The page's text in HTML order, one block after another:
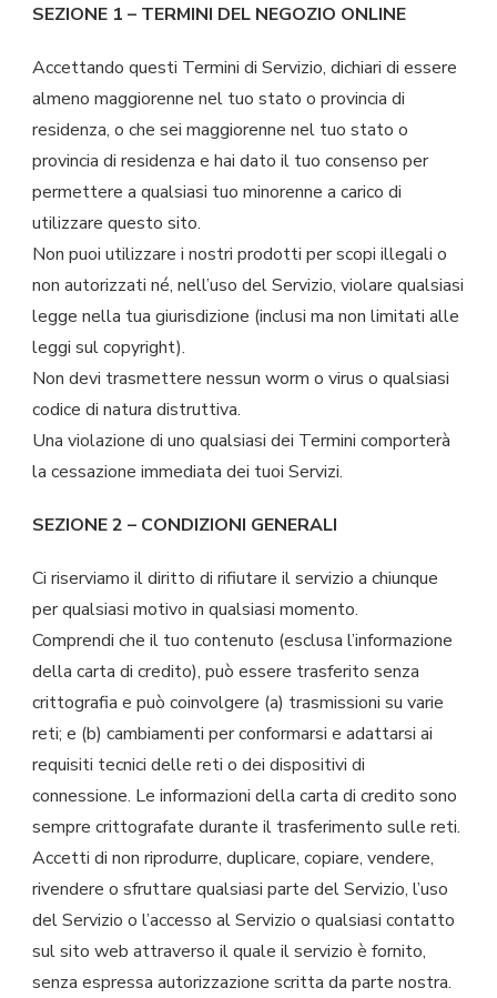
SEZIONE 1 – TERMINI DEL NEGOZIO ONLINE
Accettando questi Termini di Servizio, dichiari di essere
almeno maggiorenne nel tuo stato o provincia di
residenza, o che sei maggiorenne nel tuo stato o
provincia di residenza e hai dato il tuo consenso per
permettere a qualsiasi tuo minorenne a carico di
utilizzare questo sito.
Non puoi utilizzare i nostri prodotti per scopi illegali o
non autorizzati né, nell’uso del Servizio, violare qualsiasi
legge nella tua giurisdizione (inclusi ma non limitati alle
leggi sul copyright).
Non devi trasmettere nessun worm o virus o qualsiasi
codice di natura distruttiva.
Una violazione di uno qualsiasi dei Termini comporterà
la cessazione immediata dei tuoi Servizi.
SEZIONE 2 – CONDIZIONI GENERALI
Ci riserviamo il diritto di rifiutare il servizio a chiunque
per qualsiasi motivo in qualsiasi momento.
Comprendi che il tuo contenuto (esclusa l’informazione
della carta di credito), può essere trasferito senza
crittografia e può coinvolgere (a) trasmissioni su varie
reti; e (b) cambiamenti per conformarsi e adattarsi ai
requisiti tecnici delle reti o dei dispositivi di
connessione. Le informazioni della carta di credito sono
sempre crittografate durante il trasferimento sulle reti.
Accetti di non riprodurre, duplicare, copiare, vendere,
rivendere o sfruttare qualsiasi parte del Servizio, l’uso
del Servizio o l’accesso al Servizio o qualsiasi contatto
sul sito web attraverso il quale il servizio è fornito,
senza espressa autorizzazione scritta da parte nostra.